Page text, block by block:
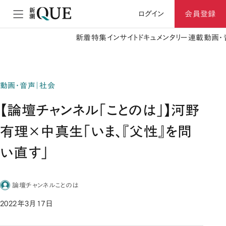
ログイン 会員登録
新着特集 インサイト ドキュメンタリー 連載動画
動画・音声｜社会
【論壇チャンネル「ことのは」】河野
有理×中真生「いま、『父性』を問
い直す」
論壇チャンネルことのは
2022年3月17日